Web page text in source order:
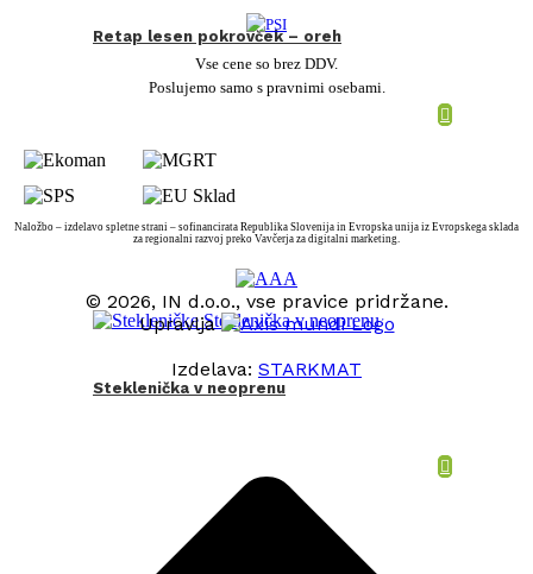
Retap lesen pokrovček – oreh
Steklenička v neoprenu
Vse cene so brez DDV.
Poslujemo samo s pravnimi osebami.
Naložbo – izdelavo spletne strani – sofinancirata Republika Slovenija in Evropska unija iz Evropskega sklada
za regionalni razvoj preko Vavčerja za digitalni marketing.
© 2026, IN d.o.o., vse pravice pridržane.
Upravlja
Izdelava: STARKMAT